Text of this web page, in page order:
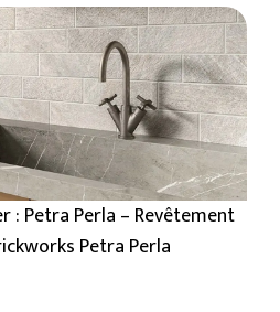
: Petra Perla – Revêtement
Petra Perla